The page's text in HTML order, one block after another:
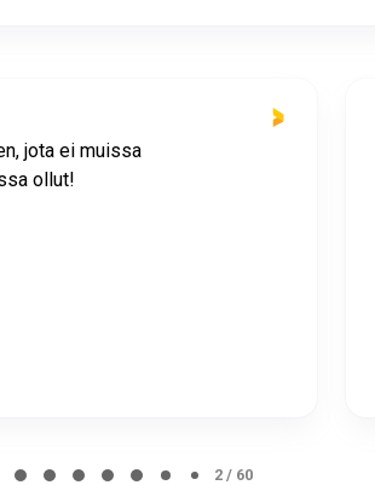
jota ei muissa
ollut!
2 / 60